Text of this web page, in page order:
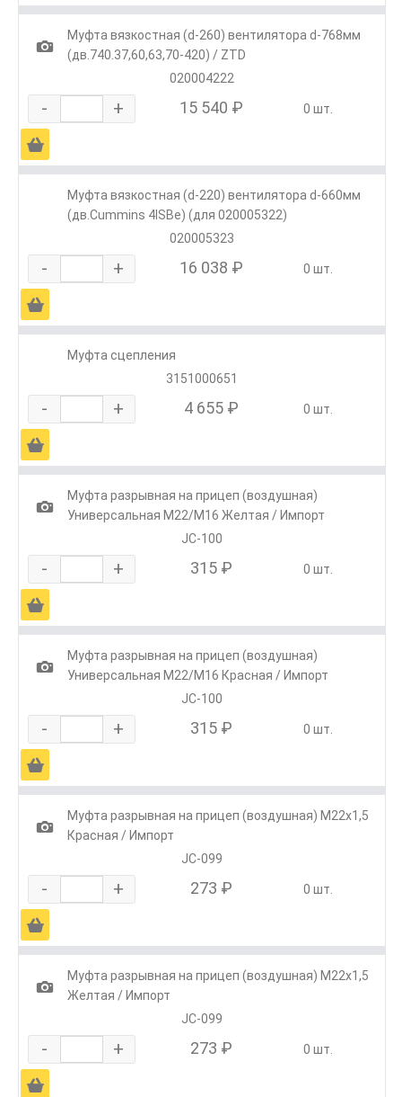
1
Муфта вязкостная (d-260) вентилятора d-768мм
(дв.740.37,60,63,70-420) / ZTD
020004222
- + 15 540 ₽ 0 шт.
Ä
Муфта вязкостная (d-220) вентилятора d-660мм
(дв.Cummins 4ISBe) (для 020005322)
020005323
- + 16 038 ₽ 0 шт.
Ä
Муфта сцепления
3151000651
- + 4 655 ₽ 0 шт.
Ä
1
Муфта разрывная на прицеп (воздушная)
Универсальная М22/М16 Желтая / Импорт
JC-100
- + 315 ₽ 0 шт.
Ä
1
Муфта разрывная на прицеп (воздушная)
Универсальная М22/М16 Красная / Импорт
JC-100
- + 315 ₽ 0 шт.
Ä
1
Муфта разрывная на прицеп (воздушная) М22х1,5
Красная / Импорт
JC-099
- + 273 ₽ 0 шт.
Ä
1
Муфта разрывная на прицеп (воздушная) М22х1,5
Желтая / Импорт
JC-099
- + 273 ₽ 0 шт.
Ä